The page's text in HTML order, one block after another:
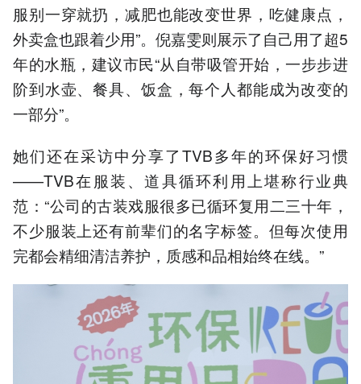
服别一穿就扔，减肥也能改变世界，吃健康点，
外卖盒也跟着少用”。倪嘉雯则展示了自己用了超5
年的水瓶，建议市民“从自带吸管开始，一步步进
阶到水壶、餐具、饭盒，每个人都能成为改变的
一部分”。
她们还在采访中分享了TVB多年的环保好习惯
——TVB在服装、道具循环利用上堪称行业典
范：“公司的古装戏服很多已循环复用二三十年，
不少服装上还有前辈们的名字标签。但每次使用
完都会精细清洁养护，质感和品相始终在线。”